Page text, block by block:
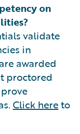
on
validate
in
awarded
proctored
Click hereto